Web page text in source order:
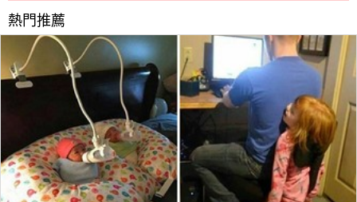
熱門推薦